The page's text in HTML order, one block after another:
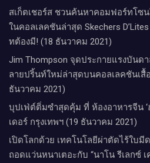
สเก็ตเชอร์ส ชวนค้นหาคอมฟอร์ทโ
ในคอลเลคชันล่าสุด Skechers
ทต้องมี! (18 ธันวาคม 2021)
Jim Thompson จุดประกายแรงบันด
ลายปริ้นท์ใหม่ล่าสุดบนคอลเลคชันเสื้
ธันวาคม 2021)
บุปเฟ่ต์ติ่มซำสุดคุ้ม ที่ ห้อง​อาหารจีน​ ‘
เดอร์​ กรุงเทพฯ​ (19 ธันวาคม 2021)
เปิดโลกด้วย เทคโนโลยีผ่าตัดไร้ใบมี
ถอดแว่นหนาเตอะกับ “นาโน รีเลกซ์ เ